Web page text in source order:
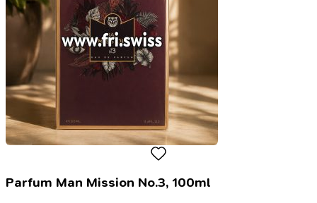
Parfum Man Mission No.3, 100ml